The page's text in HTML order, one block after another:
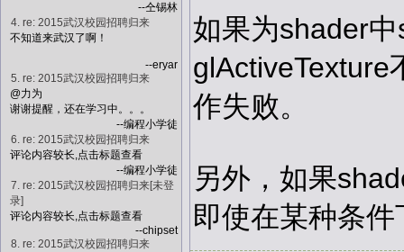
--仝锡林
4. re: 2015武汉校园招聘归来
不知道来武汉了啊！
--eryar
5. re: 2015武汉校园招聘归来
@力为
谢谢提醒，还在学习中。。。
--编程小学徒
6. re: 2015武汉校园招聘归来
评论内容较长,点击标题查看
--编程小学徒
7. re: 2015武汉校园招聘归来[未登
录]
评论内容较长,点击标题查看
--chipset
8. re: 2015武汉校园招聘归来
如果为shader
glActiveTexture
作失败。
另外，如果
即使在某种条